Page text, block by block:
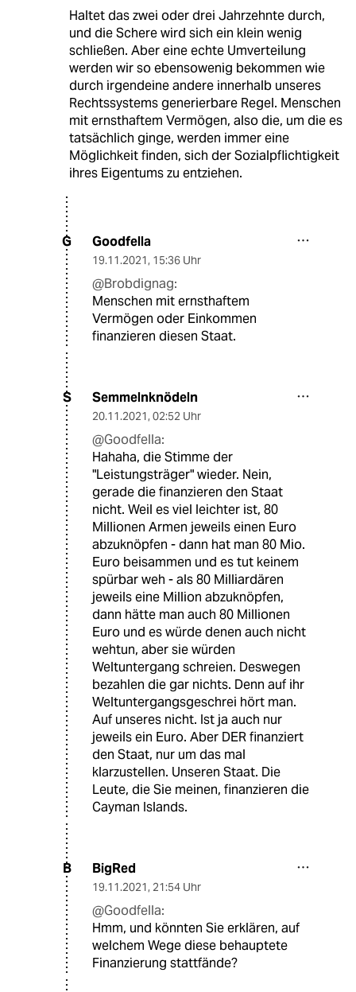
Haltet das zwei oder drei Jahrzehnte durch,
und die Schere wird sich ein klein wenig
schließen. Aber eine echte Umverteilung
werden wir so ebensowenig bekommen wie
durch irgendeine andere innerhalb unseres
Rechtssystems generierbare Regel. Menschen
mit ernsthaftem Vermögen, also die, um die es
tatsächlich ginge, werden immer eine
Möglichkeit finden, sich der Sozialpflichtigkeit
ihres Eigentums zu entziehen.
G Goodfella
19.11.2021, 15:36 Uhr
@Brobdignag:
Menschen mit ernsthaftem
Vermögen oder Einkommen
finanzieren diesen Staat.
S Semmelnknödeln
20.11.2021, 02:52 Uhr
@Goodfella:
Hahaha, die Stimme der
"Leistungsträger" wieder. Nein,
gerade die finanzieren den Staat
nicht. Weil es viel leichter ist, 80
Millionen Armen jeweils einen Euro
abzuknöpfen - dann hat man 80 Mio.
Euro beisammen und es tut keinem
spürbar weh - als 80 Milliardären
jeweils eine Million abzuknöpfen,
dann hätte man auch 80 Millionen
Euro und es würde denen auch nicht
wehtun, aber sie würden
Weltuntergang schreien. Deswegen
bezahlen die gar nichts. Denn auf ihr
Weltuntergangsgeschrei hört man.
Auf unseres nicht. Ist ja auch nur
jeweils ein Euro. Aber DER finanziert
den Staat, nur um das mal
klarzustellen. Unseren Staat. Die
Leute, die Sie meinen, finanzieren die
Cayman Islands.
B BigRed
19.11.2021, 21:54 Uhr
@Goodfella:
Hmm, und könnten Sie erklären, auf
welchem Wege diese behauptete
Finanzierung stattfände?